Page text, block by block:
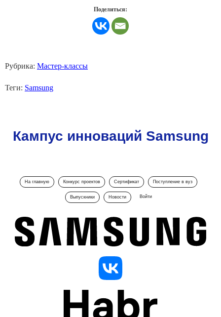
Поделиться:
Рубрика: Мастер-классы
Теги: Samsung
Кампус инноваций Samsung
На главную Конкурс проектов Сертификат Поступление в вуз
Выпускники Новости Войти